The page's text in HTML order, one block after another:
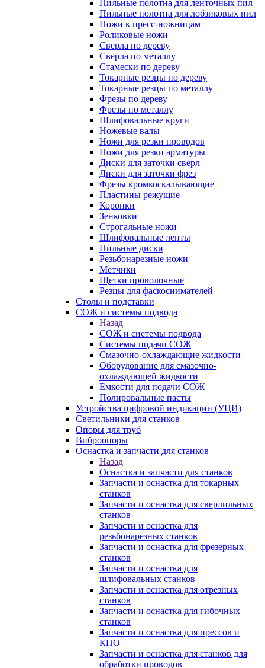
Пильные полотна для ленточных пил
Пильные полотна для лобзиковых пил
Ножи к пресс-ножницам
Роликовые ножи
Сверла по дереву
Сверла по металлу
Стамески по дереву
Токарные резцы по дереву
Токарные резцы по металлу
Фрезы по дереву
Фрезы по металлу
Шлифовальные круги
Ножевые валы
Ножи для резки проводов
Ножи для резки арматуры
Диски для заточки сверл
Диски для заточки фрез
Фрезы кромкоскалывающие
Пластины режущие
Коронки
Зенковки
Строгальные ножи
Шлифовальные ленты
Пильные диски
Резьбонарезные ножи
Метчики
Щетки проволочные
Резцы для фаскоснимателей
Столы и подставки
СОЖ и системы подвода
Назад
СОЖ и системы подвода
Системы подачи СОЖ
Смазочно-охлаждающие жидкости
Оборудование для смазочно-
охлаждающей жидкости
Емкости для подачи СОЖ
Полировальные пасты
Устройства цифровой индикации (УЦИ)
Светильники для станков
Опоры для труб
Виброопоры
Оснастка и запчасти для станков
Назад
Оснастка и запчасти для станков
Запчасти и оснастка для токарных
станков
Запчасти и оснастка для сверлильных
станков
Запчасти и оснастка для
резьбонарезных станков
Запчасти и оснастка для фрезерных
станков
Запчасти и оснастка для
шлифовальных станков
Запчасти и оснастка для отрезных
станков
Запчасти и оснастка для гибочных
станков
Запчасти и оснастка для прессов и
КПО
Запчасти и оснастка для станков для
обработки проводов